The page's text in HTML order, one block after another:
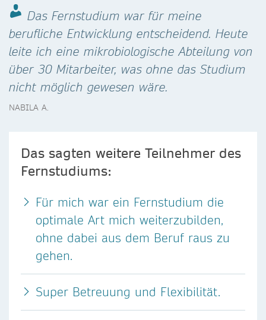
Das Fernstudium war für meine
berufliche Entwicklung entscheidend. Heute
leite ich eine mikrobiologische Abteilung von
über 30 Mitarbeiter, was ohne das Studium
nicht möglich gewesen wäre.
NABILA A.
Das sagten weitere Teilnehmer des
Fernstudiums:
Für mich war ein Fernstudium die
optimale Art mich weiterzubilden,
ohne dabei aus dem Beruf raus zu
gehen.
Super Betreuung und Flexibilität.